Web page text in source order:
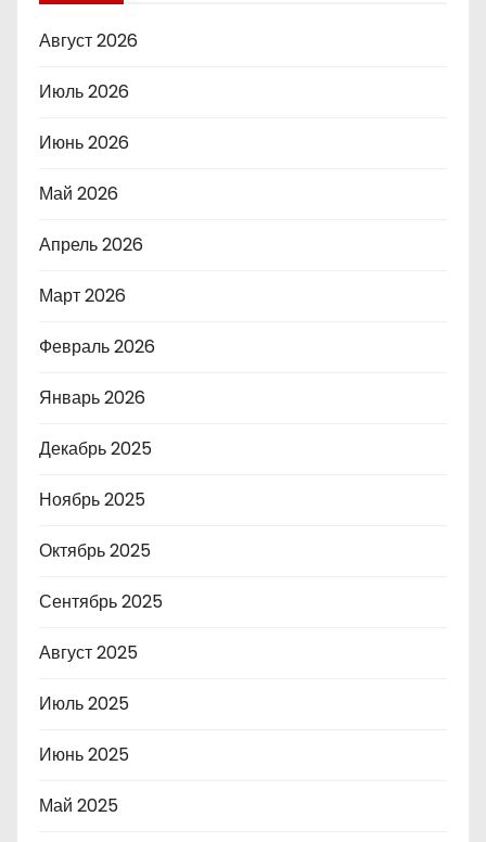
Август 2026
Июль 2026
Июнь 2026
Май 2026
Апрель 2026
Март 2026
Февраль 2026
Январь 2026
Декабрь 2025
Ноябрь 2025
Октябрь 2025
Сентябрь 2025
Август 2025
Июль 2025
Июнь 2025
Май 2025